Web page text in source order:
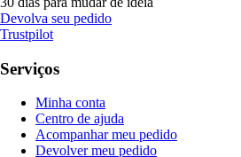
Devolva seu pedido
Trustpilot
Serviços
Minha conta
Centro de ajuda
Acompanhar meu pedido
Devolver meu pedido